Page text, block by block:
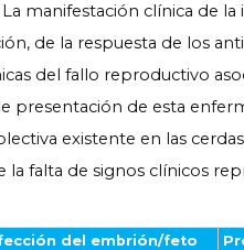
La manifestación clínica de
de la respuesta de los
del fallo reproductivo
presentación de esta
existente en las
la falta de signos clínicos
del embrión/feto